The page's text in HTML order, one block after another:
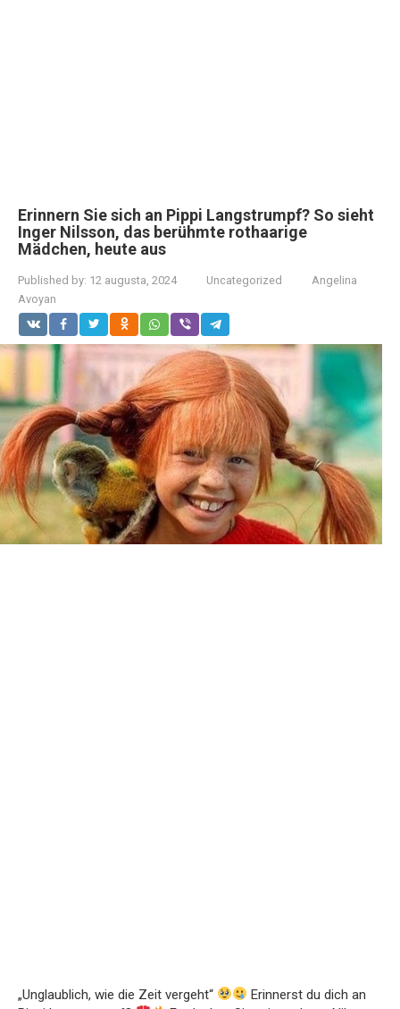
Erinnern Sie sich an Pippi Langstrumpf? So sieht
Inger Nilsson, das berühmte rothaarige
Mädchen, heute aus
Published by: 12 augusta, 2024 Uncategorized
Angelina
Avoyan
„Unglaublich, wie die Zeit vergeht“
Erinnerst du dich an